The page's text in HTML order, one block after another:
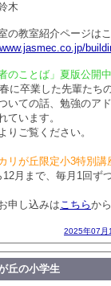
木
の教室紹介ページは
のことば」夏版公開中
に卒業した先輩たち
いての話、勉強のア
ています。
りご覧ください。
リが丘限定小3特別講
12月まで、毎月1回ず
申し込みはこちらから
2025年07月
丘の小学生